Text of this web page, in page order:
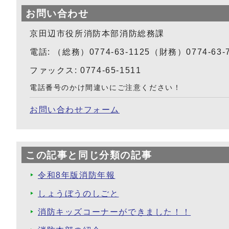
お問い合わせ
京田辺市役所消防本部消防総務課
電話: （総務）0774-63-1125（財務）0774-63-
ファックス: 0774-65-1511
電話番号のかけ間違いにご注意ください！
お問い合わせフォーム
この記事と同じ分類の記事
令和8年版消防年報
しょうぼうのしごと
消防キッズコーナーができました！！